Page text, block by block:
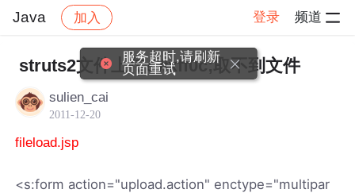
Java 加入 登录 频道
社区 Java 帖子详情
struts2文件上传&#xff0c;取不到文件
sulien_cai
2011-12-20
fileload.jsp
<s:form action="upload.action" enctype="multipar
服务超时,请刷新
页面重试